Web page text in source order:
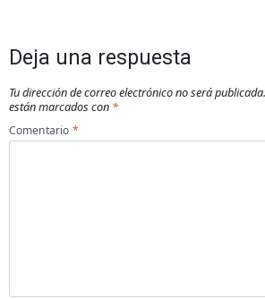
Deja una respuesta
Tu dirección de correo electrónico no será publicada.
están marcados con *
Comentario *